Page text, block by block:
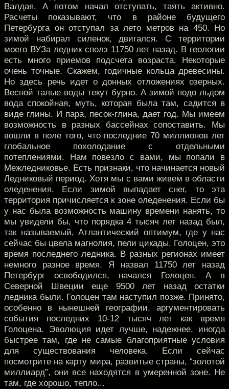
Валдая. А потом начал отступать, таять активно.
Расчеты показывают, что в районе будущего
Петербурга он отступал за лето метров на 450. Но
зимой набирал силенок, двигался. С территории
моего ВУЗа ледник сполз 11750 лет назад. В геологии
есть много приемов подсчета возраста. Некоторые
очень точные. Скажем, годичные кольца древесины.
Но здесь речь идет о донных отложениях озерных.
Весной талые воды текут бурно. А зимой подо льдом
вода спокойная, муть, которая была там, садится в
виде глины. И пара, песок-глина, дает год. Мы имеем
возможность в разных бассейнах сопоставить. Мы
вошли в поле того, что последние 70 миллионов лет
глобальное похолодание с отдельными
потеплениями. Нам повезло с вами, мы попали в
Межледниковье. Есть признаки, что начинается новый
Ледниковый период. Хотя мы с вами живем в области
оледенения. Если зимой выпадает снег, то эта
территория причисляется к зоне оледенения. Если бы
у нас была возможность машину времени нанять, то
мы увидели бы, что порядка 4 тысяч лет назад был,
так называемый, Атлантический оптимум, где у нас
сейчас бы цвела магнолия, пели цикады. Голоцен, это
время последнего ледника. В разных регионах имеет
немного разное время. Я назвал 11750 лет назад
Петербург освободился, начался Голоцен. А в
Северной Швеции еще 9500 лет назад остатки
ледника были. Голоцен там наступил позже. Принято,
особенно в нынешней географии, аргументировать
события последних 10-12 тысяч лет как время
Голоцена. Эволюция идет лучше, надежнее, иногда
быстрее там, где не самые благоприятные условия
для существования человека. Если сейчас
посмотрите на карту мира, развитые страны, “золотой
миллиард”, они все находятся в умеренной зоне. Не
там, где хорошо, тепло...